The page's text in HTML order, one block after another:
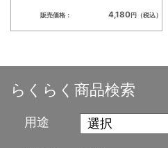
販売価格： 4,180円（税込）
らくらく商品検索
用途